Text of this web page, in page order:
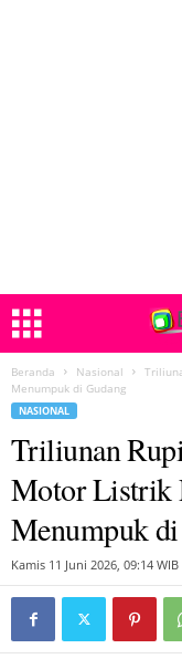
Beranda Nasional
Menumpuk di Gudang
NASIONAL
Triliunan
Motor Listrik
Menumpuk
Kamis 11 Juni 2026, 09:14 WIB